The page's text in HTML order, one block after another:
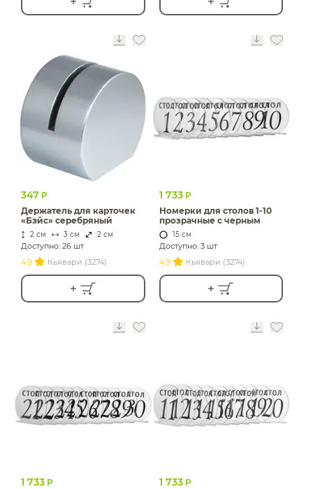
347 Р
Держатель для карточек
«Бэйс» серебряный
2 см 3 см 2 см
Доступно: 26 шт
4.9
Кьявари (3274)
1 733 Р
Номерки для столов 1-10
прозрачные с черным
15 см
Доступно: 3 шт
4.9
Кьявари (3274)
1 733 Р
1 733 Р